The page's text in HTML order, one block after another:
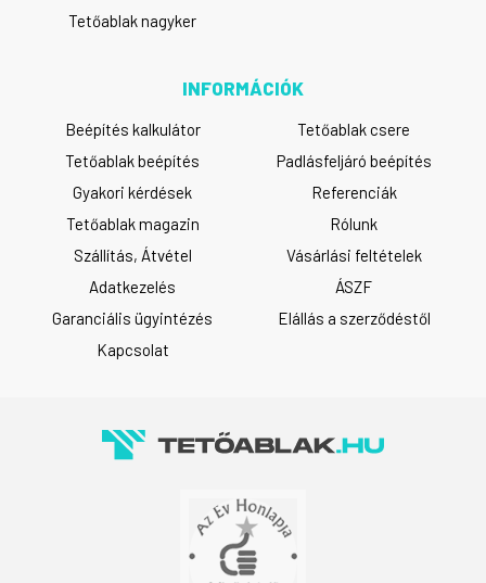
Tetőablak nagyker
INFORMÁCIÓK
Beépítés kalkulátor
Tetőablak csere
Tetőablak beépítés
Padlásfeljáró beépítés
Gyakori kérdések
Referenciák
Tetőablak magazin
Rólunk
Szállítás, Átvétel
Vásárlási feltételek
Adatkezelés
ÁSZF
Garanciális ügyintézés
Elállás a szerződéstől
Kapcsolat